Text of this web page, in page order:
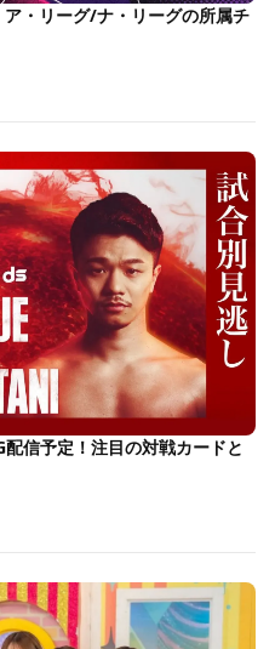
・リーグ/ナ・リーグの所属チ
信予定！注目の対戦カードと